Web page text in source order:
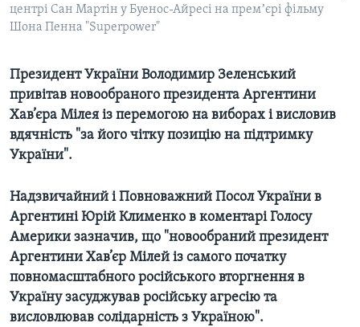
ПОГЛЯД З ВАШИНГТОНА
Мови
центрі Сан Мартін y Буенос-Айресі на премʼєрі фільму
Шона Пенна "Superpower"
Президент України Володимир Зеленський
привітав новообраного президента Аргентини
Хав’єра Мілея із перемогою на виборах і висловив
вдячність "за його чітку позицію на підтримку
України".
Надзвичайний і Повноважний Посол України в
Аргентині Юрій Клименко в коментарі Голосу
Америки зазначив, що "новообраний президент
Аргентини Хав’єр Мілей із самого початку
повномасштабного російського вторгнення в
Україну засуджував російську агресію та
висловлював солідарність з Україною".